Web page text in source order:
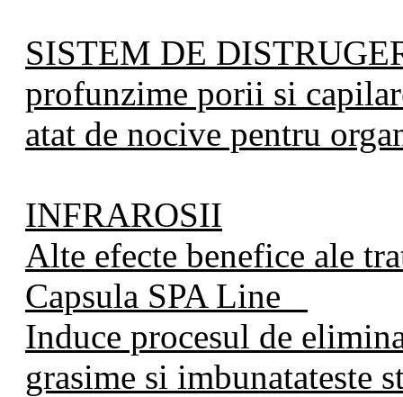
SISTEM DE
profunzime porii si
atat de nocive pentru
INFRAROSII
Alte efecte benefice ale
Capsula SPA Line
Induce procesul de
grasime si imbunatateste